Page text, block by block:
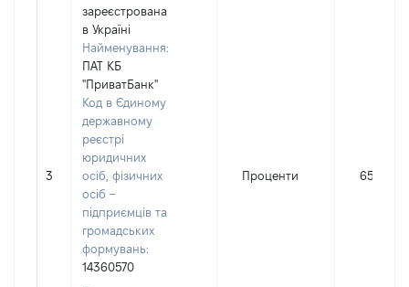
3
зареєстрована
в Україні
Найменування:
ПАТ КБ
"ПриватБанк"
Код в Єдиному
державному
реєстрі
юридичних
осіб, фізичних
осіб –
підприємців та
громадських
формувань:
14360570
Проценти 656